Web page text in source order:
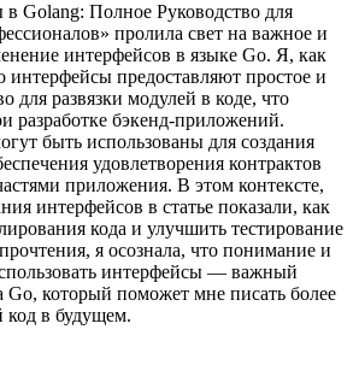
Golang: Полное Руководство для
пролила свет на важное и
интерфейсов в языке Go. Я, как
интерфейсы предоставляют простое и
для развязки модулей в коде, что
разработке бэкенд-приложений.
быть использованы для создания
удовлетворения контрактов
приложения. В этом контексте,
интерфейсов в статье показали, как
кода и улучшить тестирование
я осознала, что понимание и
интерфейсы — важный
Go, который поможет мне писать более
в будущем.